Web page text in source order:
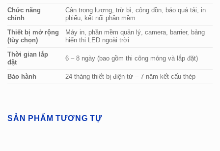
Chức năng
chính
Cân trọng lượng, trừ bì, cộng dồn, báo quá tải, in
phiếu, kết nối phần mềm
Thiết bị mở rộng
(tùy chọn)
Máy in, phần mềm quản lý, camera, barrier, bảng
hiển thị LED ngoài trời
Thời gian lắp
đặt
6 – 8 ngày (bao gồm thi công móng và lắp đặt)
Bảo hành 24 tháng thiết bị điện tử – 7 năm kết cấu thép
SẢN PHẨM TƯƠNG TỰ